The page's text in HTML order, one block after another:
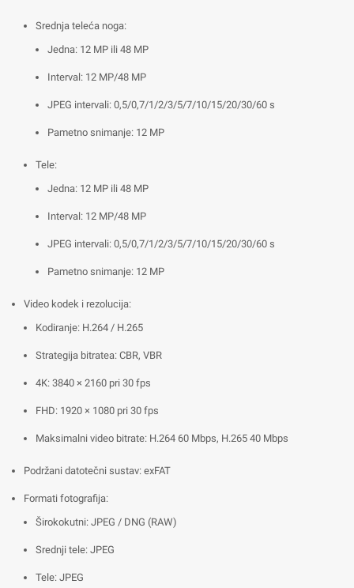
Srednja teleća noga:
Jedna: 12 MP ili 48 MP
Interval: 12 MP/48 MP
JPEG intervali: 0,5/0,7/1/2/3/5/7/10/15/20/30/60 s
Pametno snimanje: 12 MP
Tele:
Jedna: 12 MP ili 48 MP
Interval: 12 MP/48 MP
JPEG intervali: 0,5/0,7/1/2/3/5/7/10/15/20/30/60 s
Pametno snimanje: 12 MP
Video kodek i rezolucija:
Kodiranje: H.264 / H.265
Strategija bitratea: CBR, VBR
4K: 3840 × 2160 pri 30 fps
FHD: 1920 × 1080 pri 30 fps
Maksimalni video bitrate: H.264 60 Mbps, H.265 40 Mbps
Podržani datotečni sustav: exFAT
Formati fotografija:
Širokokutni: JPEG / DNG (RAW)
Srednji tele: JPEG
Tele: JPEG